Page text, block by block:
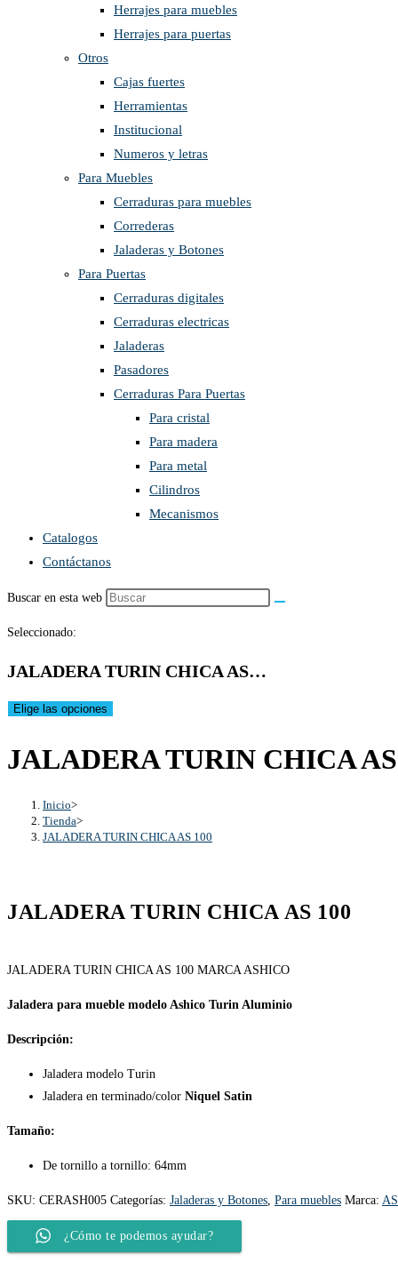
Herrajes para muebles
Herrajes para puertas
Otros
Cajas fuertes
Herramientas
Institucional
Numeros y letras
Para Muebles
Cerraduras para muebles
Correderas
Jaladeras y Botones
Para Puertas
Cerraduras digitales
Cerraduras electricas
Jaladeras
Pasadores
Cerraduras Para Puertas
Para cristal
Para madera
Para metal
Cilindros
Mecanismos
Catalogos
Contáctanos
Buscar en esta web
Seleccionado:
JALADERA TURIN CHICA AS…
Elige las opciones
JALADERA TURIN CHICA
Inicio>
Tienda>
JALADERA TURIN CHICA AS 100
JALADERA TURIN CHICA AS 100
JALADERA TURIN CHICA AS 100 MARCA ASHICO
Jaladera para mueble modelo Ashico Turin Aluminio
Descripción:
Jaladera modelo Turin
Jaladera en terminado/color Niquel Satin
Tamaño:
De tornillo a tornillo: 64mm
SKU: CERASH005 Categorías: Jaladeras y Botones Para muebles Marca:
¿Cómo te podemos ayudar?